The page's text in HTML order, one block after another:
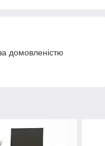
домовленістю